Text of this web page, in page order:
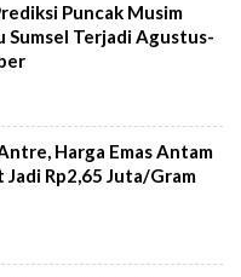
Puncak Musim
Sumsel Terjadi Agustus-
Harga Emas Antam
Rp2,65 Juta/Gram